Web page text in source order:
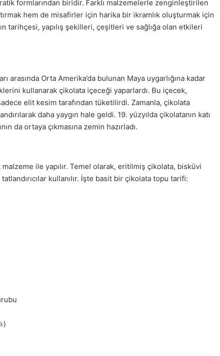
formlarından biridir. Farklı malzemelerle zenginleştirilen
hem de misafirler için harika bir ikramlık oluşturmak için
tarihçesi, yapılış şekilleri, çeşitleri ve sağlığa olan etkileri
arasında Orta Amerika’da bulunan Maya uygarlığına kadar
kullanarak çikolata içeceği yaparlardı. Bu içecek,
elit kesim tarafından tüketilirdi. Zamanla, çikolata
daha yaygın hale geldi. 19. yüzyılda çikolatanın katı
da ortaya çıkmasına zemin hazırladı.
ile yapılır. Temel olarak, eritilmiş çikolata, bisküvi
tatlandırıcılar kullanılır. İşte basit bir çikolata topu tarifi: